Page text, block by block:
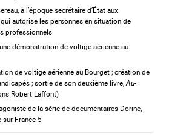
à l’époque secrétaire d’État aux
autorise les personnes en situation de
professionnels
démonstration de voltige aérienne au
de voltige aérienne au Bourget ; création de
; sortie de son deuxième livre,Au-
Robert Laffont)
de la série de documentaires Dorine,
sur France 5